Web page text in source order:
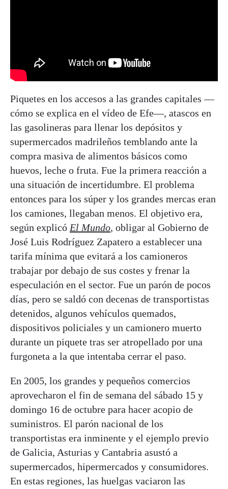
Piquetes en los accesos a las grandes capitales —
cómo se explica en el vídeo de Efe—, atascos en
las gasolineras para llenar los depósitos y
supermercados madrileños temblando ante la
compra masiva de alimentos básicos como
huevos, leche o fruta. Fue la primera reacción a
una situación de incertidumbre. El problema
entonces para los súper y los grandes mercas eran
los camiones, llegaban menos. El objetivo era,
según explicó El Mundo, obligar al Gobierno de
José Luis Rodríguez Zapatero a establecer una
tarifa mínima que evitará a los camioneros
trabajar por debajo de sus costes y frenar la
especulación en el sector. Fue un parón de pocos
días, pero se saldó con decenas de transportistas
detenidos, algunos vehículos quemados,
dispositivos policiales y un camionero muerto
durante un piquete tras ser atropellado por una
furgoneta a la que intentaba cerrar el paso.
En 2005, los grandes y pequeños comercios
aprovecharon el fin de semana del sábado 15 y
domingo 16 de octubre para hacer acopio de
suministros. El parón nacional de los
transportistas era inminente y el ejemplo previo
de Galicia, Asturias y Cantabria asustó a
supermercados, hipermercados y consumidores.
En estas regiones, las huelgas vaciaron las